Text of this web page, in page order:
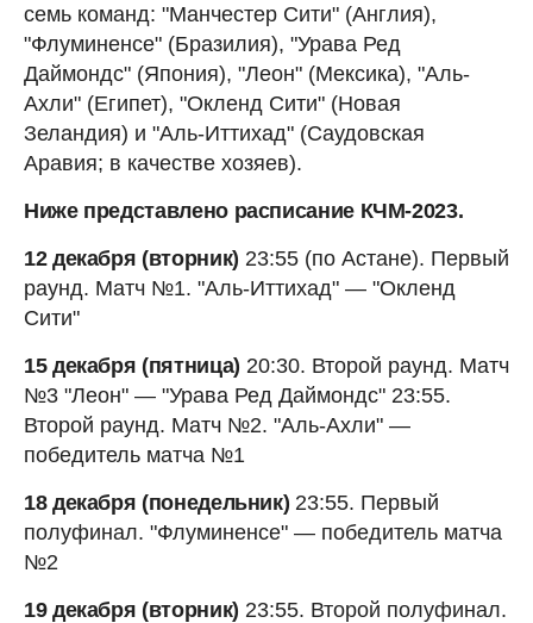
семь команд: "Манчестер Сити" (Англия),
"Флуминенсе" (Бразилия), "Урава Ред
Даймондс" (Япония), "Леон" (Мексика), "Аль-
Ахли" (Египет), "Окленд Сити" (Новая
Зеландия) и "Аль-Иттихад" (Саудовская
Аравия; в качестве хозяев).
Ниже представлено расписание КЧМ-2023.
12 декабря (вторник) 23:55 (по Астане). Первый
раунд. Матч №1. "Аль-Иттихад" — "Окленд
Сити"
15 декабря (пятница) 20:30. Второй раунд. Матч
№3 "Леон" — "Урава Ред Даймондс" 23:55.
Второй раунд. Матч №2. "Аль-Ахли" —
победитель матча №1
18 декабря (понедельник) 23:55. Первый
полуфинал. "Флуминенсе" — победитель матча
№2
19 декабря (вторник) 23:55. Второй полуфинал.